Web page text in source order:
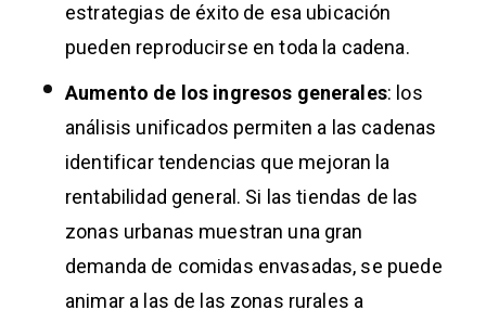
estrategias de éxito de esa ubicación
pueden reproducirse en toda la cadena.
Aumento de los ingresos generales: los
análisis unificados permiten a las cadenas
identificar tendencias que mejoran la
rentabilidad general. Si las tiendas de las
zonas urbanas muestran una gran
demanda de comidas envasadas, se puede
animar a las de las zonas rurales a